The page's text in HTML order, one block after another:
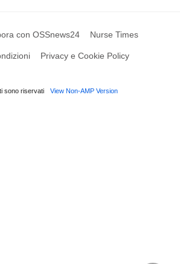
con OSSnews24 Nurse Times
Privacy e Cookie Policy
sono riservati View Non-AMP Version